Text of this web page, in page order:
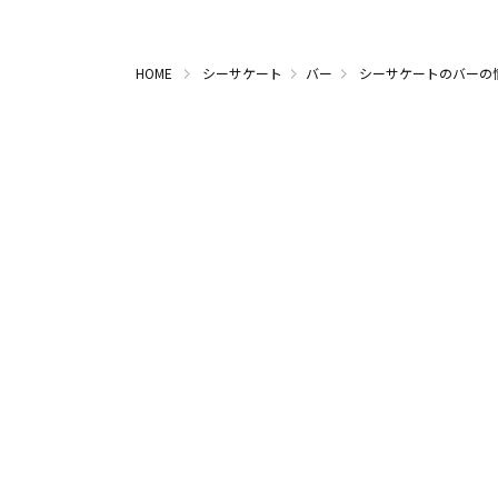
HOME シーサケート バー シーサケートのバーの